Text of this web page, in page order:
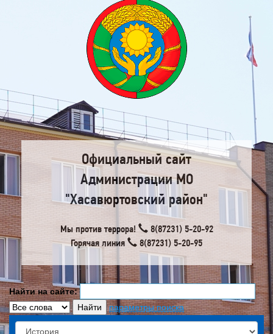
Официальный сайт
Администрации МО
"Хасавюртовский район"
Мы против террора!
8(87231) 5-20-92
Горячая линия
8(87231) 5-20-95
Найти на сайте:
параметры поиска